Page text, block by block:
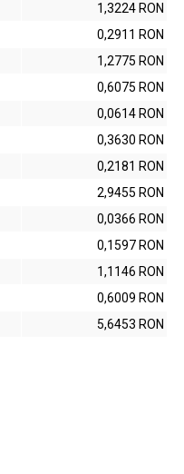
1,3224 RON
0,2911 RON
1,2775 RON
0,6075 RON
0,0614 RON
0,3630 RON
0,2181 RON
2,9455 RON
0,0366 RON
0,1597 RON
1,1146 RON
0,6009 RON
5,6453 RON